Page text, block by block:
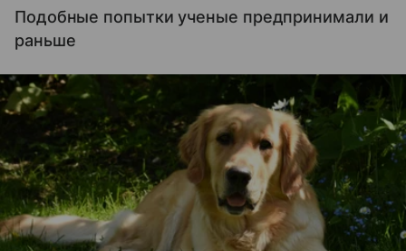
Подобные попытки ученые предпринимали и
раньше